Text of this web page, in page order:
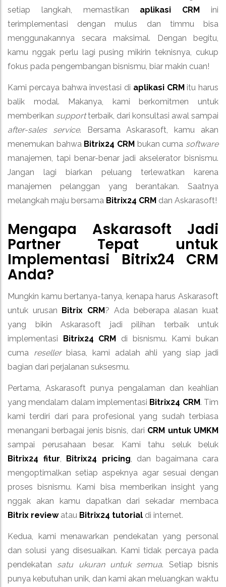
setiap langkah, memastikan aplikasi CRM ini
terimplementasi dengan mulus dan timmu bisa
menggunakannya secara maksimal. Dengan begitu,
kamu nggak perlu lagi pusing mikirin teknisnya, cukup
fokus pada pengembangan bisnismu, biar makin cuan!
Kami percaya bahwa investasi di aplikasi CRMitu harus
balik modal. Makanya, kami berkomitmen untuk
memberikan supportterbaik, dari konsultasi awal sampai
after-sales service. Bersama Askarasoft, kamu akan
menemukan bahwa Bitrix24 CRM bukan cuma software
manajemen, tapi benar-benar jadi akselerator bisnismu.
Jangan lagi biarkan peluang terlewatkan karena
manajemen pelanggan yang berantakan. Saatnya
melangkah maju bersama Bitrix24 CRM dan Askarasoft!
Mengapa Askarasoft Jadi
Partner Tepat untuk
Implementasi Bitrix24 CRM
Anda?
Mungkin kamu bertanya-tanya, kenapa harus Askarasoft
untuk urusan Bitrix CRM? Ada beberapa alasan kuat
yang bikin Askarasoft jadi pilihan terbaik untuk
implementasi Bitrix24 CRM di bisnismu. Kami bukan
cuma resellerbiasa, kami adalah ahli yang siap jadi
bagian dari perjalanan suksesmu.
Pertama, Askarasoft punya pengalaman dan keahlian
yang mendalam dalam implementasi Bitrix24 CRM. Tim
kami terdiri dari para profesional yang sudah terbiasa
menangani berbagai jenis bisnis, dari CRM untuk UMKM
sampai perusahaan besar. Kami tahu seluk beluk
Bitrix24 fitur
Bitrix24 pricing , dan bagaimana cara
mengoptimalkan setiap aspeknya agar sesuai dengan
proses bisnismu. Kami bisa memberikan insight yang
nggak akan kamu dapatkan dari sekadar membaca
Bitrix reviewatau Bitrix24 tutorial di internet.
Kedua, kami menawarkan pendekatan yang personal
dan solusi yang disesuaikan. Kami tidak percaya pada
pendekatan satu ukuran untuk semua. Setiap bisnis
punya kebutuhan unik, dan kami akan meluangkan waktu